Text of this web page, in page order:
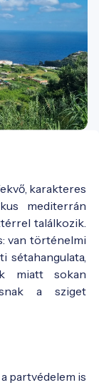
karakteres
mediterrán
találkozik.
van történelmi
sétahangulata,
miatt sokan
a sziget
partvédelem is